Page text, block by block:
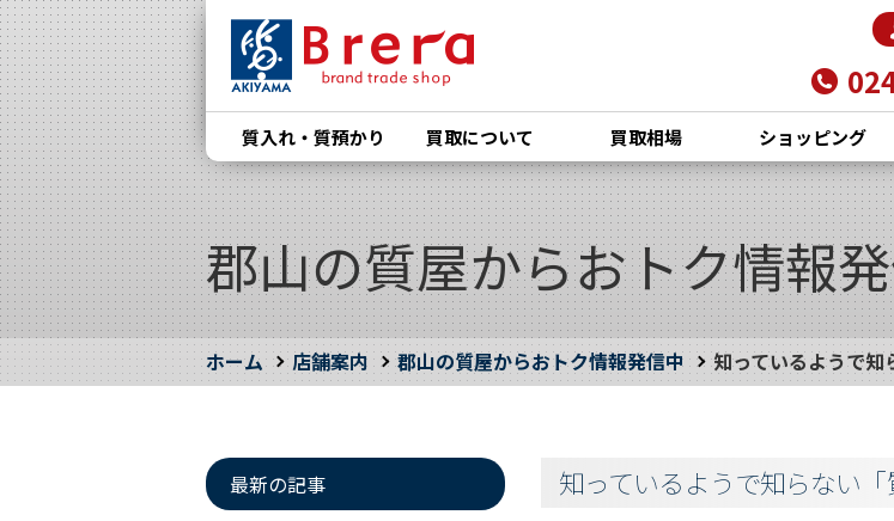
質入れ・質預かり 買取について 買取相場 ショッピング
郡山の質屋からおトク情報
ホーム 店舗案内 郡山の質屋からおトク情報発信中 知っているようで
知っているようで知らない
最新の記事